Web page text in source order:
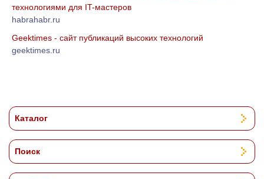
технологиями для IT-мастеров
habrahabr.ru
Geektimes - cайт публикаций высоких технологий
geektimes.ru
Каталог
Поиск